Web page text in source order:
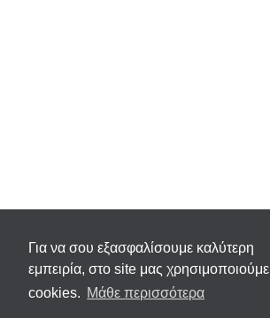
Για να σου εξασφαλίσουμε καλύτερη
εμπειρία, στο site μας χρησιμοποιούμε
cookies. Μάθε περισσότερα